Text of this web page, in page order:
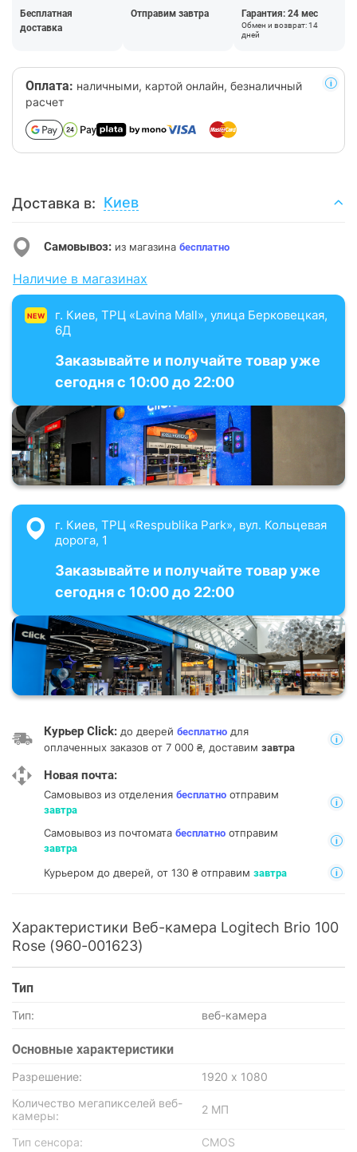
Бесплатная
доставка
Отправим завтра Гарантия: 24 мес
Обмен и возврат: 14
дней
Оплата: наличными, картой онлайн, безналичный
расчет
Доставка в: Киев
Самовывоз: из магазина бесплатно
Наличие в магазинах
NEW
г. Киев, ТРЦ «Lavina Mall», улица Берковецкая,
6Д
Заказывайте и получайте товар уже
сегодня с 10:00 до 22:00
г. Киев, ТРЦ «Respublika Park», вул. Кольцевая
дорога, 1
Заказывайте и получайте товар уже
сегодня с 10:00 до 22:00
Курьер Click: до дверей бесплатно для
оплаченных заказов от 7 000 ₴, доставим завтра
Новая почта:
Самовывоз из отделения бесплатно отправим
завтра
Самовывоз из почтомата бесплатно отправим
завтра
Курьером до дверей, от 130 ₴ отправим завтра
Характеристики Веб-камера Logitech Brio 100
Rose (960-001623)
Тип
Тип: веб-камера
Основные характеристики
Разрешение:
1920 х 1080
Количество мегапикселей веб-
камеры:
2 МП
Тип сенсора: CMOS